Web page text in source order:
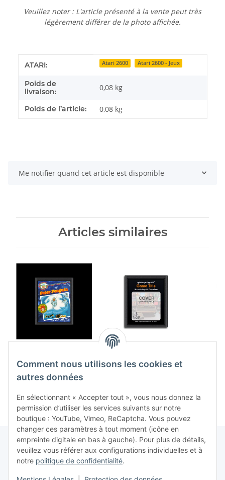
Comment nous utilisons les cookies et
autres données
En sélectionnant « Accepter tout », vous nous donnez la
permission d’utiliser les services suivants sur notre
boutique : YouTube, Vimeo, ReCaptcha. Vous pouvez
changer ces paramètres à tout moment (icône en
empreinte digitale en bas à gauche). Pour plus de détails,
veuillez vous référer aux configurations individuelles et à
notre politique de confidentialité.
Veuillez noter : L'article présenté à la vente peut très
légèrement différer de la photo affichée.
Détails de l'article
Valeur
ATARI: Atari 2600 Atari 2600 - Jeux
Poids de
livraison:
0,08 kg
Poids de l’article: 0,08 kg
Me notifier quand cet article est disponible
Articles similaires
Peter Penguin (EU)
Atari 2600
129,99 €*
Space War (EU) (loose)
2600
9,99 €*
Contrat de rétractation